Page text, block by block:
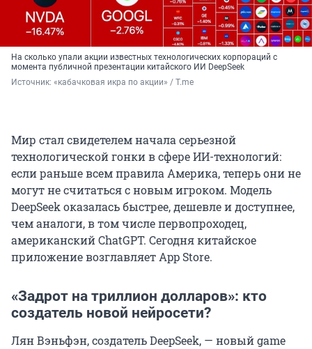
На сколько упали акции известных технологических корпораций с
момента публичной презентации китайского ИИ DeepSeek
Источник: «кабачковая икра по акции» / T.me
Мир стал свидетелем начала серьезной
технологической гонки в сфере ИИ-технологий:
если раньше всем правила Америка, теперь они не
могут не считаться с новым игроком. Модель
DeepSeek оказалась быстрее, дешевле и доступнее,
чем аналоги, в том числе первопроходец,
американский ChatGPT. Сегодня китайское
приложение возглавляет App Store.
«Задрот на триллион долларов»: кто
создатель новой нейросети?
Лян Вэньфэн, создатель DeepSeek, — новый game